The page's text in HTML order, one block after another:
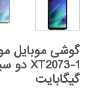
گیگابایت